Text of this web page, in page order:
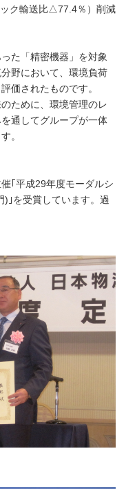
ク輸送比△77.4％）削減
た「精密機器」を対象
野において、環境負荷
価されたものです。
ために、環境管理のレ
通してグループが一体
。
｢平成29年度モーダルシ
)｣を受賞しています。過